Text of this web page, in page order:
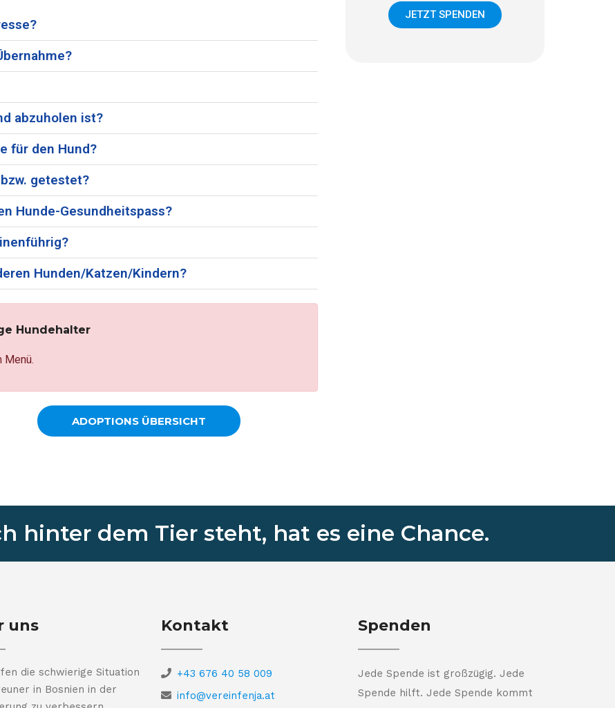
abzuholen ist?
für den Hund?
getestet?
Hunde-Gesundheitspass?
Hunden/Katzen/Kindern?
Hundehalter
Menü.
ADOPTIONS ÜBERSICHT
JETZT SPENDEN
hinter dem Tier steht, hat es eine Chance.
uns
die schwierige Situation
in Bosnien in der
Kontakt
+43 676 40 58 009
info@vereinfenja.at
Spenden
Jede Spende ist großzügig. Jede
Spende hilft. Jede Spende kommt